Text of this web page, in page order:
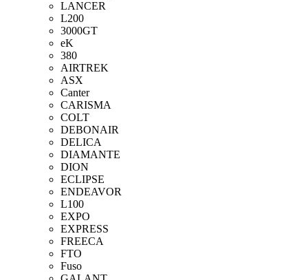
LANCER
L200
3000GT
eK
380
AIRTREK
ASX
Canter
CARISMA
COLT
DEBONAIR
DELICA
DIAMANTE
DION
ECLIPSE
ENDEAVOR
L100
EXPO
EXPRESS
FREECA
FTO
Fuso